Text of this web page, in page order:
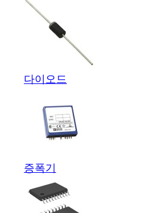
다이오드
증폭기